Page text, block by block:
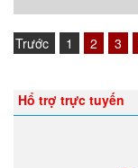
Trước 1 2 3
Hổ trợ trực tuyến